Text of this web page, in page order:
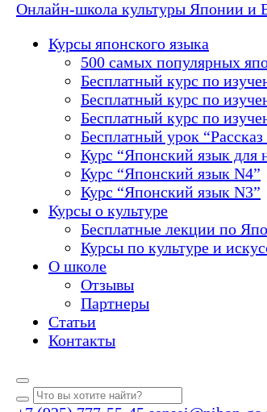
Онлайн-школа культуры Японии и
Курсы японского языка
500 самых популярных
Бесплатный курс по
Бесплатный курс по
Бесплатный курс по
Бесплатный урок
Курс “Японский язык для
Курс “Японский язык N4”
Курс “Японский язык N3”
Курсы о культуре
Бесплатные лекции по
Курсы по культуре и
О школе
Отзывы
Партнеры
Статьи
Контакты